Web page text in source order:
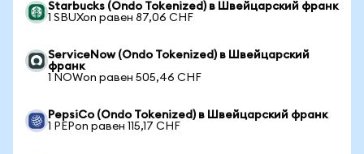
Starbucks (Ondo Tokenized) в Швейцарский франк
1 SBUXon равен 87,06 CHF
ServiceNow (Ondo Tokenized) в Швейцарский
франк
1 NOWon равен 505,46 CHF
PepsiCo (Ondo Tokenized) в Швейцарский франк
1 PEPon равен 115,17 CHF